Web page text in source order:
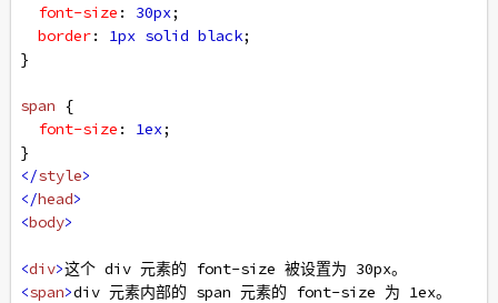
font-size : 30px;
border: 1px solid black;
}
span {
font-size : 1ex;
}
</style>
</head>
<body>
<div>这个 div 元素的 font-size 被设置为 30px。
<span>div 元素内部的 span 元素的 font-size 为 1ex。